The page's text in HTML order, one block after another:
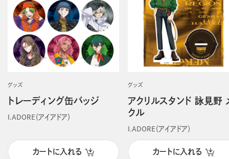
グッズ
トレーディング缶バッジ
I.ADORE（アイアドア）
カートに入れる
グッズ
アクリルスタンド 詠見野
クル
I.ADORE（アイアドア）
カートに入れる